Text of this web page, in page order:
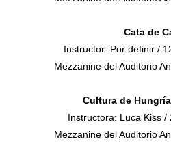
Cata de
Instructor: Por definir /
Mezzanine del Auditorio
Cultura de
Instructora: Luca Kiss /
Mezzanine del Auditorio